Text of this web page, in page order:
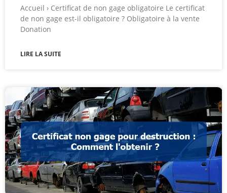
Accueil › Certificat de non gage obligatoire Le certificat
de non gage est-il obligatoire ? Obligatoire à la vente
Donation
LIRE LA SUITE